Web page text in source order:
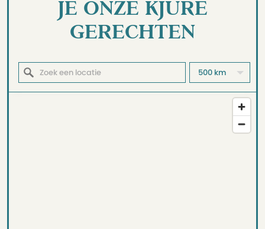
JE ONZE KJURE
GERECHTEN
500 km